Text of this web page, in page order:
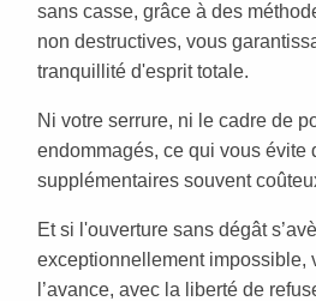
sans casse, grâce à des
non destructives, vous
tranquillité d'esprit totale.
Ni votre serrure, ni le cadre de
endommagés, ce qui vous évite
supplémentaires souvent
Et si l'ouverture sans dégât
exceptionnellement impossible,
l’avance, avec la liberté de